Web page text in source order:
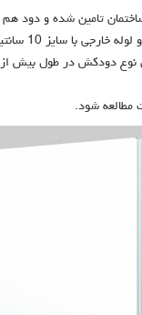
تامین شده و دود
شود.